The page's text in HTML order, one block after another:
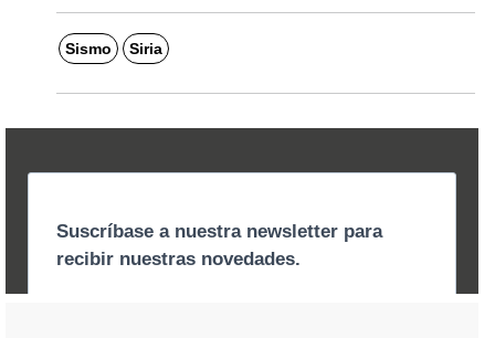
Sismo Siria